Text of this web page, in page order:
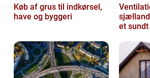
Køb af grus til indkørsel,
have og byggeri
sjælland sådan sikrer du
et